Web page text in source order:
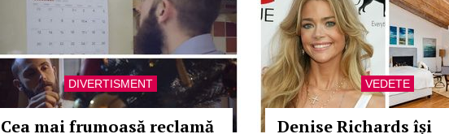
DIVERTISMENT
Cea mai frumoasă reclamă
VEDETE
Denise Richards își